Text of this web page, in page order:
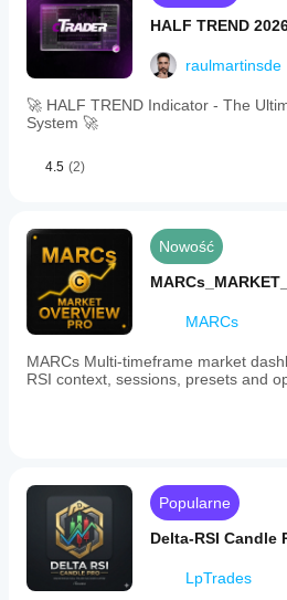
HALF TREND
raulmartinsde
🚀 HALF TREND Indicator - The
System 🚀
4.5 (2)
Nowość
MARCs
MARCs Multi-timeframe market
RSI context, sessions, presets and
Popularne
Delta-RSI Candle
LpTrades